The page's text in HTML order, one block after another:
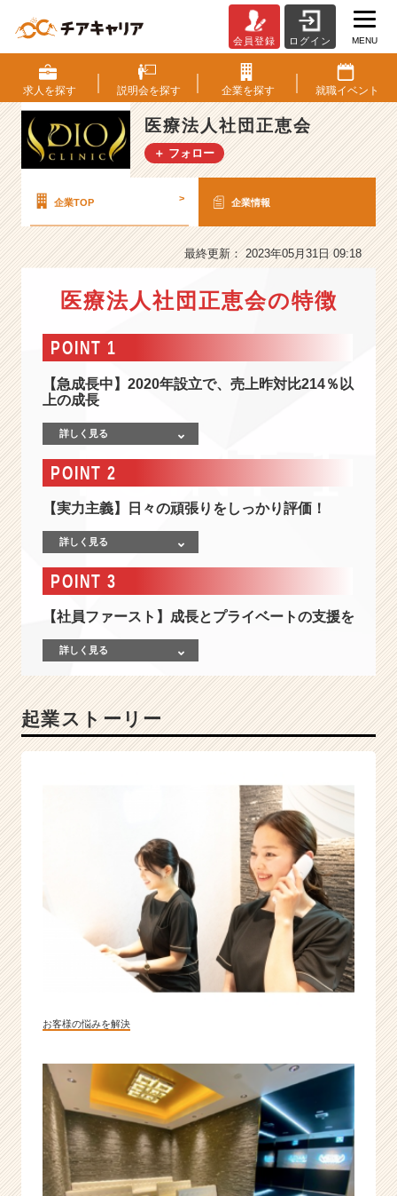
療
法
人
社
団
正
恵
情
報
-
2
期
売
昨
2
1
4％
の
上
★
大
ー
ド
急
成
長
企
業
ベ
ン
長
企
業
か
ら
ス
カ
会員登録 ログイン MENU
求人を探す 説明会を探す 企業を探す 就職イベント
医療法人社団正恵会
＋ フォロー
企業TOP > 企業情報
最終更新： 2023年05月31日 09:18
医療法人社団正恵会の特徴
POINT 1
【急成長中】2020年設立で、売上昨対比214％以
上の成長
詳しく見る
POINT 2
【実力主義】日々の頑張りをしっかり評価！
詳しく見る
POINT 3
【社員ファースト】成長とプライベートの支援を
詳しく見る
起業ストーリー
お客様の悩みを解決